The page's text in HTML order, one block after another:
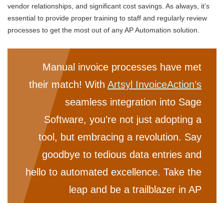
vendor relationships, and significant cost savings. As always, it’s
essential to provide proper training to staff and regularly review
processes to get the most out of any AP Automation solution.
Manual invoice processes have met
their match! With Artsyl InvoiceAction’s
seamless integration into Sage
Software, you’re not just adopting a
tool, but embracing a revolution. Say
goodbye to tedious data entries and
hello to automated excellence. Take the
leap and be a trailblazer in AP